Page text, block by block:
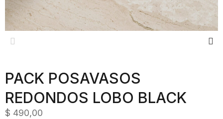
PACK POSAVASOS
REDONDOS LOBO BLACK
$ 490,00